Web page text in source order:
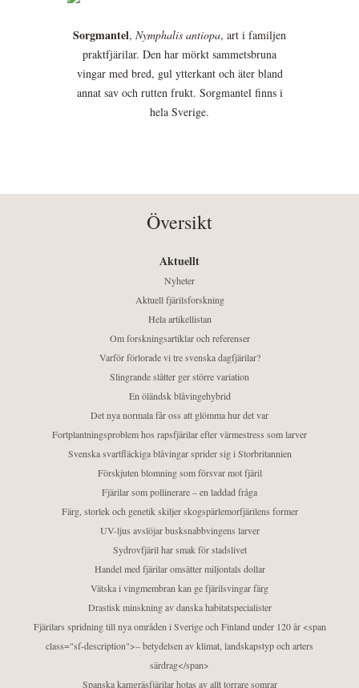
Sorgmantel, Nymphalis antiopa, art i familjen
praktfjärilar. Den har mörkt sammetsbruna
vingar med bred, gul ytterkant och äter bland
annat sav och rutten frukt. Sorgmantel finns i
hela Sverige.
Översikt
Aktuellt
Nyheter
Aktuell fjärilsforskning
Hela artikellistan
Om forskningsartiklar och referenser
Varför förlorade vi tre svenska dagfjärilar?
Slingrande slåtter ger större variation
En öländsk blåvingehybrid
Det nya normala får oss att glömma hur det var
Fortplantningsproblem hos rapsfjärilar efter värmestress som larver
Svenska svartfläckiga blåvingar sprider sig i Storbritannien
Förskjuten blomning som försvar mot fjäril
Fjärilar som pollinerare – en laddad fråga
Färg, storlek och genetik skiljer skogspärlemorfjärilens former
UV-ljus avslöjar busksnabbvingens larver
Sydrovfjäril har smak för stadslivet
Handel med fjärilar omsätter miljontals dollar
Vätska i vingmembran kan ge fjärilsvingar färg
Drastisk minskning av danska habitatspecialister
Fjärilars spridning till nya områden i Sverige och Finland under 120 år <span
class="sf-description">– betydelsen av klimat, landskapstyp och arters
särdrag</span>
Spanska kamgräsfjärilar hotas av allt torrare somrar